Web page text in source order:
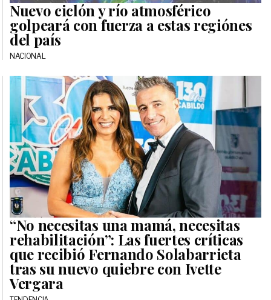
Nuevo ciclón y río atmosférico
golpeará con fuerza a estas regiónes
del país
NACIONAL
“No necesitas una mamá, necesitas
rehabilitación”: Las fuertes críticas
que recibió Fernando Solabarrieta
tras su nuevo quiebre con Ivette
Vergara